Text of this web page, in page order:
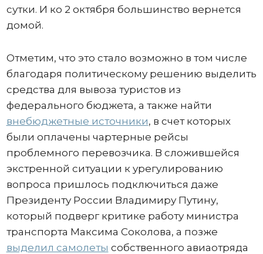
сутки. И ко 2 октября большинство вернется
домой.
Отметим, что это стало возможно в том числе
благодаря политическому решению выделить
средства для вывоза туристов из
федерального бюджета, а также найти
внебюджетные источники, в счет которых
были оплачены чартерные рейсы
проблемного перевозчика. В сложившейся
экстренной ситуации к урегулированию
вопроса пришлось подключиться даже
Президенту России Владимиру Путину,
который подверг критике работу министра
транспорта Максима Соколова, а позже
выделил самолеты собственного авиаотряда